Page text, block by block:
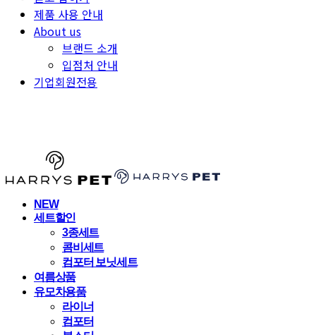
제품 사용 안내
About us
브랜드 소개
입점처 안내
기업회원전용
NEW
세트할인
3종세트
콤비세트
컴포터 보닛세트
여름상품
유모차용품
라이너
컴포터